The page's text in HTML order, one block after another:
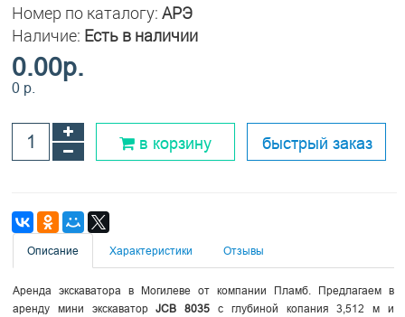
Номер по каталогу: АРЭ
Наличие: Есть в наличии
0.00р.
0 p.
в корзину быстрый заказ
Описание Характеристики Отзывы
Аренда экскаватора в Могилеве от компании Пламб. Предлагаем в
аренду мини экскаваторJCB 8035 с глубиной копания 3,512 м и